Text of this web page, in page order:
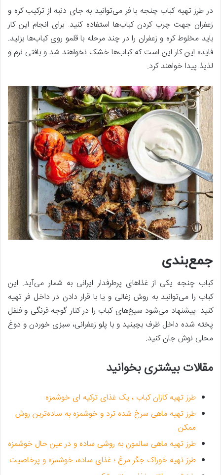
در طرز تهیه کباب چنجه با فر می‌توانید به جای دنبه از ترکیب کره و
زعفران جهت چرب کردن کباب‌ها استفاده کنید. برای انجام این کار
باید مخلوط کره و زعفران را در چند مرحله با قلمو روی کباب‌ها بزنید.
فایده این کار این است که کباب‌ها خشک نخواهند شد و بافتی نرم و
لذیذ پیدا خواهند کرد.
جمع‌بندی
کباب چنجه یکی از غذاهای پرطرفدار ایرانی به شمار می‌آید. این
کباب را می‌توانید به روش زغالی و یا با قرار دادن در داخل فر تهیه
کنید. پیشنهاد می‌شود سیخ‌های کباب را در کنار گوجه فرنگی و فلفل
پخته شده داخل ظرف بچینید و با پلو زعفرانی، سبزی خوردن و دوغ
محلی نوش جان کنید.
مقالات بیشتری بخوانید
طرز تهیه کازان کباب ، یک غذای ترکیه ای خوشمزه
طرز تهیه ماهی سرخ شده ترد و خوشمزه به ساده‌ترین روش
ممکن
طرز تهیه ماهی سالمون به روشی ساده و در عین حال خوشمزه
طرز تهیه خوراک جگر مرغ ؛ غذای ساده، خوشمزه و پرخاصیت